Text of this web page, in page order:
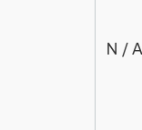
N / A